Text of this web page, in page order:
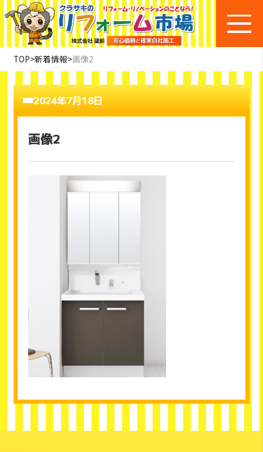
TOP>新着情報>画像2
2024年7月18日
画像2